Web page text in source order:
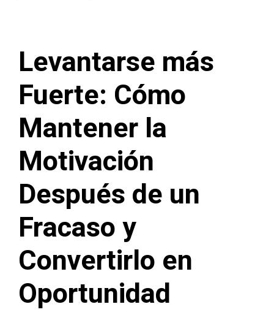
Levantarse más
Fuerte: Cómo
Mantener la
Motivación
Después de un
Fracaso y
Convertirlo en
Oportunidad